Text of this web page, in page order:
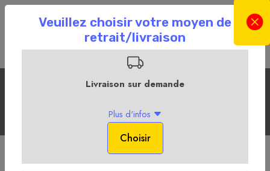
Les Sans Alcool
La Boutique en ligne La Cave